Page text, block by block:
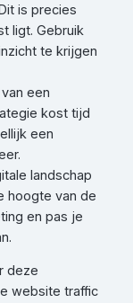
is precies
ligt. Gebruik
te krijgen
een
kost tijd
een
landschap
hoogte van de
en pas je
deze
website traffic